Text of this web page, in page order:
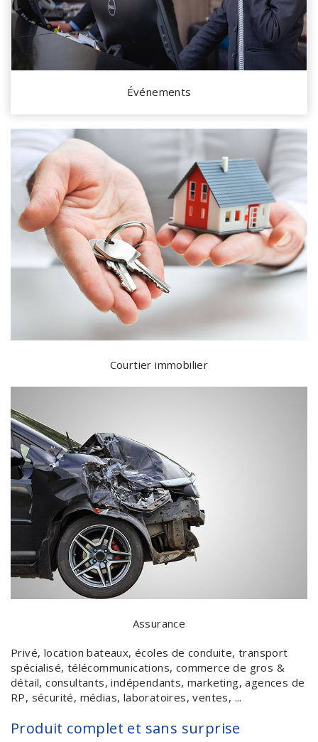
Événements
Courtier immobilier
Assurance
Privé, location bateaux, écoles de conduite, transport
spécialisé, télécommunications, commerce de gros &
détail, consultants, indépendants, marketing, agences de
RP, sécurité, médias, laboratoires, ventes, ...
Produit complet et sans surprise